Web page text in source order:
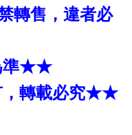
轉售，違者必
準★★
轉載必究★★